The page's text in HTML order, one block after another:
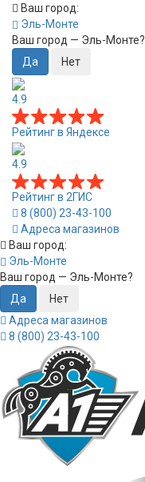
Ваш город:
Эль-Монте
Ваш город — Эль-Монте?
4.9
Рейтинг в Яндексе
4.9
Рейтинг в 2ГИС
8 (800) 23-43-100
Адреса магазинов
Ваш город:
Эль-Монте
Ваш город — Эль-Монте?
Адреса магазинов
8 (800) 23-43-100